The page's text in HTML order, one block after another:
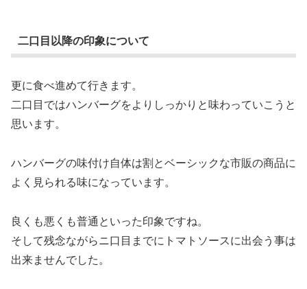
二口目以降の印象について
更に食べ進めて行きます。
二口目ではハンバーグをよりしっかりと味わっていこうと
思います。
ハンバーグの味付け自体は割とベーシックな市販の商品に
よく見られる味になっています。
良くも悪くも普通といった印象ですね。
そして残念ながらニ口目までにトマトソースに出会う事は
出来ませんでした。